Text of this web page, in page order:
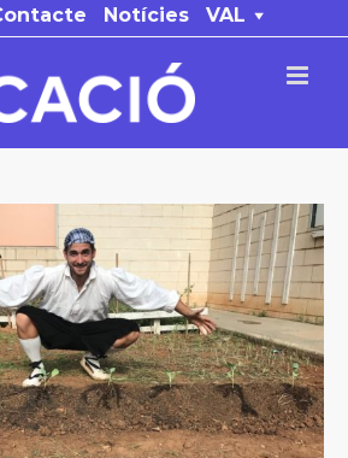
Notícies VAL